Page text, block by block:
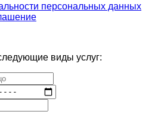
персональных данных
виды услуг: